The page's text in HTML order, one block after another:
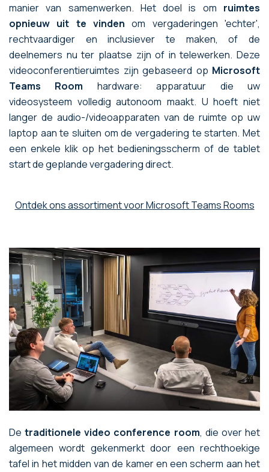
manier van samenwerken. Het doel is om ruimtes
opnieuw uit te vinden om vergaderingen 'echter',
rechtvaardiger en inclusiever te maken, of de
deelnemers nu ter plaatse zijn of in telewerken. Deze
videoconferentieruimtes zijn gebaseerd op Microsoft
Teams Room hardware: apparatuur die uw
videosysteem volledig autonoom maakt. U hoeft niet
langer de audio-/videoapparaten van de ruimte op uw
laptop aan te sluiten om de vergadering te starten. Met
een enkele klik op het bedieningsscherm of de tablet
start de geplande vergadering direct.
Ontdek ons assortiment voor Microsoft Teams Rooms
Detraditionele video conference room, die over het
algemeen wordt gekenmerkt door een rechthoekige
tafel in het midden van de kamer en een scherm aan het